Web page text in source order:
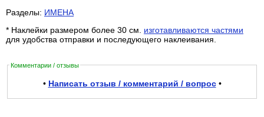
Разделы: ИМЕНА
* Наклейки размером более 30 см. изготавливаются частями
для удобства отправки и последующего наклеивания.
Комментарии / отзывы
• Написать отзыв / комментарий / вопрос•